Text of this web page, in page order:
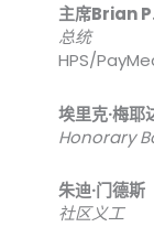
主席Brian
总统
HPS/
埃里克·梅
Honorary
朱迪·门德
社区义工